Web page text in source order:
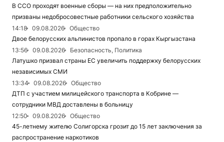
В ССО проходят военные сборы — на них предположительно
призваны недобросовестные работники сельского хозяйства
14:18
09.08.2026
Общество
Двое белорусских альпинистов пропало в горах Кыргызстана
13:56
09.08.2026
Безопасность, Политика
Латушко призвал страны ЕС увеличить поддержку белорусских
независимых СМИ
13:34
09.08.2026
Общество
ДТП с участием милицейского транспорта в Кобрине —
сотрудники МВД доставлены в больницу
12:50
09.08.2026
Общество
45-летнему жителю Солигорска грозит до 15 лет заключения за
распространение наркотиков